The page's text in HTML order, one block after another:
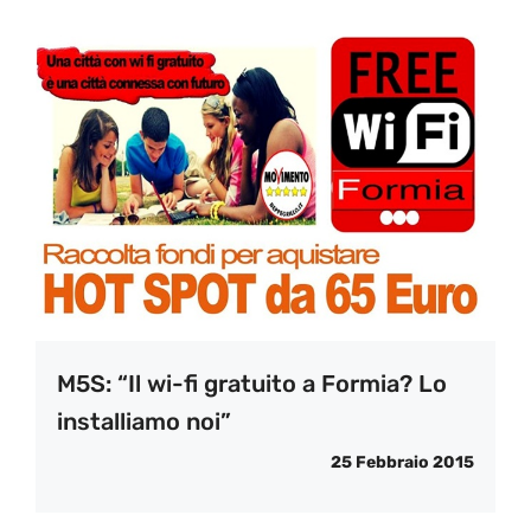
M5S: “Il wi-fi gratuito a Formia? Lo
installiamo noi”
25 Febbraio 2015